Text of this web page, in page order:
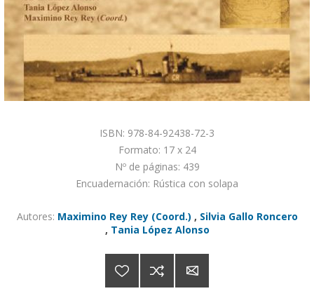
ISBN: 978-84-92438-72-3
Formato: 17 x 24
Nº de páginas: 439
Encuadernación: Rústica con solapa
Autores: Maximino Rey Rey (Coord.) , Silvia Gallo Roncero
, Tania López Alonso